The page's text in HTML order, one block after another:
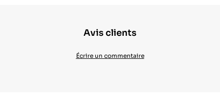
Avis clients
Écrire un commentaire